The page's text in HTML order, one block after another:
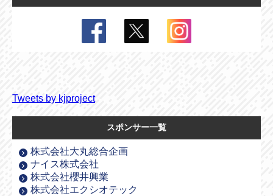
Tweets by kjproject
スポンサー一覧
株式会社大丸総合企画
ナイス株式会社
株式会社櫻井興業
株式会社エクシオテック